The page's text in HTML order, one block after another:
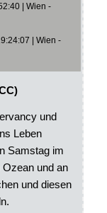
| Wien -
| Wien -
und
Leben
Samstag im
und an
und diesen